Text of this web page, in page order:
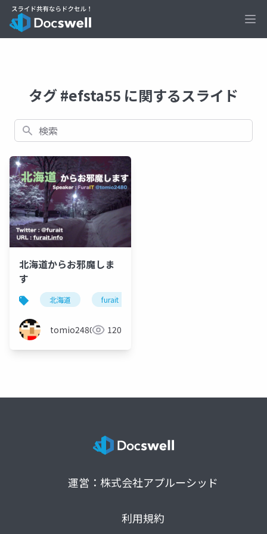
タグ #efsta55 に関するスライド
検索
北海道からお邪魔しま
す
北海道 furait
tomio2480 120
運営：株式会社アプルーシッド
利用規約